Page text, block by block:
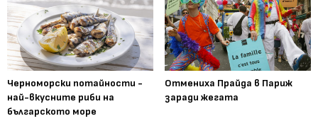
Черноморски потайности -
най-вкусните риби на
българското море
Отмениха Прайда в Париж
заради жегата